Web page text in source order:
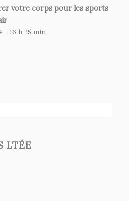
votre corps pour les sports
- 16 h 25 min
LTÉE